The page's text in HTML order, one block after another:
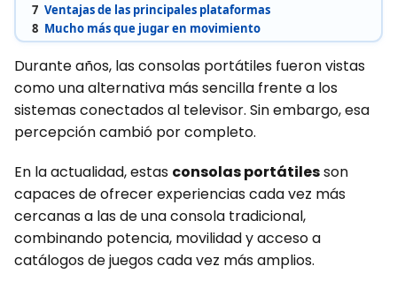
7 Ventajas de las principales plataformas
8 Mucho más que jugar en movimiento
Durante años, las consolas portátiles fueron vistas
como una alternativa más sencilla frente a los
sistemas conectados al televisor. Sin embargo, esa
percepción cambió por completo.
En la actualidad, estas consolas portátilesson
capaces de ofrecer experiencias cada vez más
cercanas a las de una consola tradicional,
combinando potencia, movilidad y acceso a
catálogos de juegos cada vez más amplios.